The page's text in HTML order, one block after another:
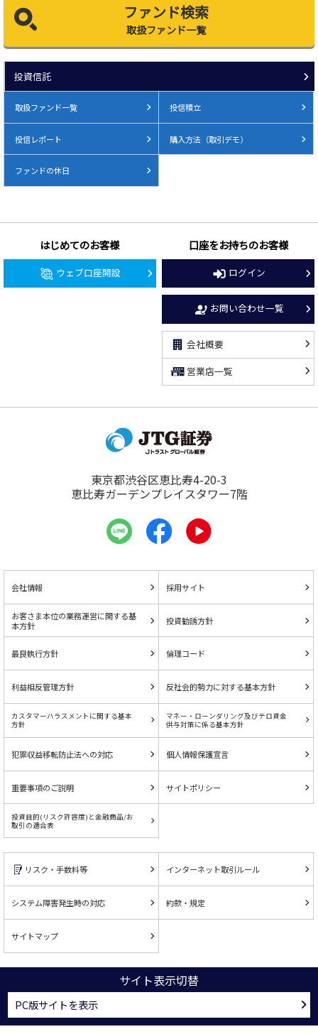
ファンド検索
取扱ファンド一覧
投資信託
取扱ファンド一覧 投信積立
投信レポート 購入方法（取引デモ）
ファンドの休日
はじめてのお客様
ウェブ口座開設
口座をお持ちのお客様
ログイン
お問い合わせ一覧
会社概要
営業店一覧
東京都渋谷区恵比寿4-20-3
恵比寿ガーデンプレイスタワー7階
会社情報 採用サイト
お客さま本位の業務運営に関する基
本方針
投資勧誘方針
最良執行方針 倫理コード
利益相反管理方針 反社会的勢力に対する基本方針
カスタマーハラスメントに関する基本
方針
マネー・ローンダリング及びテロ資金
供与対策に係る基本方針
犯罪収益移転防止法への対応 個人情報保護宣言
重要事項のご説明 サイトポリシー
投資目的(リスク許容度)と金融商品/お
取引の適合表
リスク・手数料等 インターネット取引ルール
システム障害発生時の対応 約款・規定
サイトマップ
サイト表示切替
PC版サイトを表示